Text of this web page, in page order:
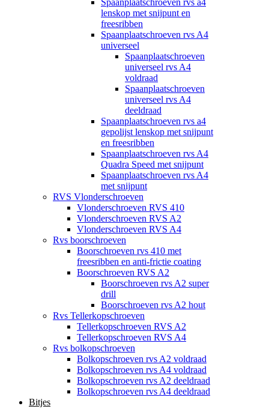
Spaanplaatschroeven rvs a4
lenskop met snijpunt en
freesribben
Spaanplaatschroeven rvs A4
universeel
Spaanplaatschroeven
universeel rvs A4
voldraad
Spaanplaatschroeven
universeel rvs A4
deeldraad
Spaanplaatschroeven rvs a4
gepolijst lenskop met snijpunt
en freesribben
Spaanplaatschroeven rvs A4
Quadra Speed met snijpunt
Spaanplaatschroeven rvs A4
met snijpunt
RVS Vlonderschroeven
Vlonderschroeven RVS 410
Vlonderschroeven RVS A2
Vlonderschroeven RVS A4
Rvs boorschroeven
Boorschroeven rvs 410 met
freesribben en anti-frictie coating
Boorschroeven RVS A2
Boorschroeven rvs A2 super
drill
Boorschroeven rvs A2 hout
Rvs Tellerkopschroeven
Tellerkopschroeven RVS A2
Tellerkopschroeven RVS A4
Rvs bolkopschroeven
Bolkopschroeven rvs A2 voldraad
Bolkopschroeven rvs A4 voldraad
Bolkopschroeven rvs A2 deeldraad
Bolkopschroeven rvs A4 deeldraad
Bitjes